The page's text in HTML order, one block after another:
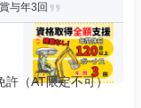
与年3回
許（AT限定不可）